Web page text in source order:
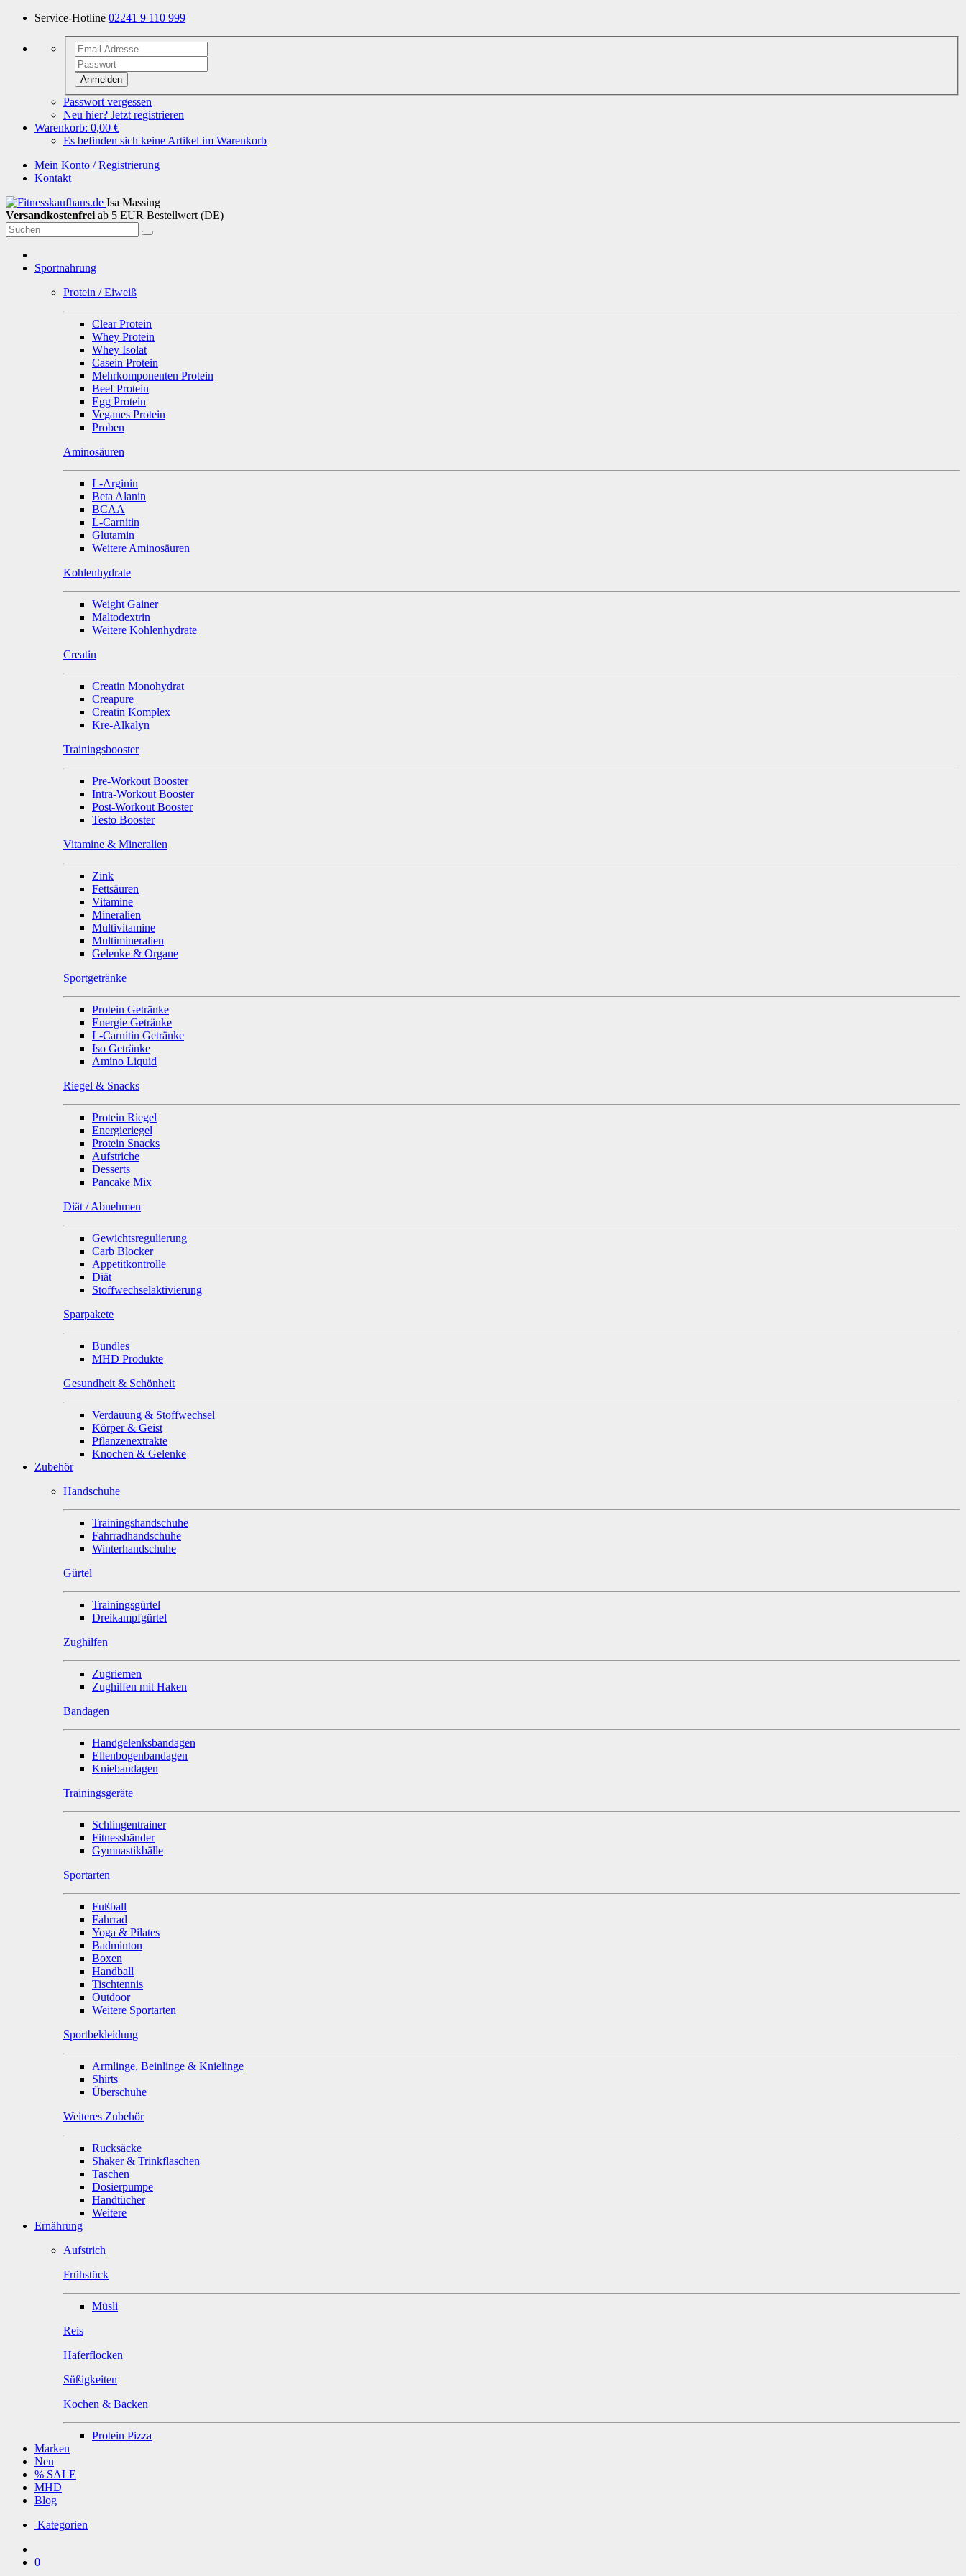
Service-Hotline 02241 9 110 999
Anmelden
Passwort vergessen
Neu hier? Jetzt registrieren
Warenkorb: 0,00 €
Es befinden sich keine Artikel im Warenkorb
Mein Konto / Registrierung
Kontakt
Isa Massing
Versandkostenfrei ab 5 EUR Bestellwert (DE)
Sportnahrung
Protein / Eiweiß
Clear Protein
Whey Protein
Whey Isolat
Casein Protein
Mehrkomponenten Protein
Beef Protein
Egg Protein
Veganes Protein
Proben
Aminosäuren
L-Arginin
Beta Alanin
BCAA
L-Carnitin
Glutamin
Weitere Aminosäuren
Kohlenhydrate
Weight Gainer
Maltodextrin
Weitere Kohlenhydrate
Creatin
Creatin Monohydrat
Creapure
Creatin Komplex
Kre-Alkalyn
Trainingsbooster
Pre-Workout Booster
Intra-Workout Booster
Post-Workout Booster
Testo Booster
Vitamine & Mineralien
Zink
Fettsäuren
Vitamine
Mineralien
Multivitamine
Multimineralien
Gelenke & Organe
Sportgetränke
Protein Getränke
Energie Getränke
L-Carnitin Getränke
Iso Getränke
Amino Liquid
Riegel & Snacks
Protein Riegel
Energieriegel
Protein Snacks
Aufstriche
Desserts
Pancake Mix
Diät / Abnehmen
Gewichtsregulierung
Carb Blocker
Appetitkontrolle
Diät
Stoffwechselaktivierung
Sparpakete
Bundles
MHD Produkte
Gesundheit & Schönheit
Verdauung & Stoffwechsel
Körper & Geist
Pflanzenextrakte
Knochen & Gelenke
Zubehör
Handschuhe
Trainingshandschuhe
Fahrradhandschuhe
Winterhandschuhe
Gürtel
Trainingsgürtel
Dreikampfgürtel
Zughilfen
Zugriemen
Zughilfen mit Haken
Bandagen
Handgelenksbandagen
Ellenbogenbandagen
Kniebandagen
Trainingsgeräte
Schlingentrainer
Fitnessbänder
Gymnastikbälle
Sportarten
Fußball
Fahrrad
Yoga & Pilates
Badminton
Boxen
Handball
Tischtennis
Outdoor
Weitere Sportarten
Sportbekleidung
Armlinge, Beinlinge & Knielinge
Shirts
Überschuhe
Weiteres Zubehör
Rucksäcke
Shaker & Trinkflaschen
Taschen
Dosierpumpe
Handtücher
Weitere
Ernährung
Aufstrich
Frühstück
Müsli
Reis
Haferflocken
Süßigkeiten
Kochen & Backen
Protein Pizza
Marken
Neu
% SALE
MHD
Blog
Kategorien
0